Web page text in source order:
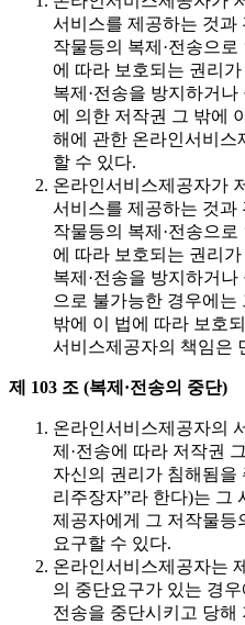
서비스를 제공하는 것과
작물등의 복제·전송으
에 따라 보호되는 권리
복제·전송을 방지하거
에 의한 저작권 그 밖에
해에 관한 온라인서비스
할 수 있다.
온라인서비스제공자가
서비스를 제공하는 것과
작물등의 복제·전송으
에 따라 보호되는 권리
복제·전송을 방지하거
으로 불가능한 경우에는
밖에 이 법에 따라 보호
서비스제공자의 책임은
제 103 조 (복제·전송의 중단)
온라인서비스제공자의
제·전송에 따라 저작권
자신의 권리가 침해됨을
리주장자”라 한다)는 그
제공자에게 그 저작물등
요구할 수 있다.
온라인서비스제공자는
의 중단요구가 있는 경
전송을 중단시키고 당해